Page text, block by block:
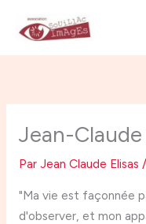
Jean-Claude
Par Jean Claude Elisas /
"Ma vie est façonnée
d'observer, et mon